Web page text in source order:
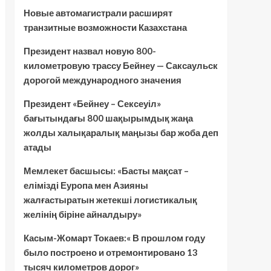
Новые автомагистрали расширят
транзитные возможности Казахстана
Президент назвал новую 800-
километровую трассу Бейнеу — Саксаульск
дорогой международного значения
Президент «Бейнеу – Сексеуіл»
бағытындағы 800 шақырымдық жаңа
жолды халықаралық маңызы бар жоба деп
атады
Мемлекет басшысы: «Басты мақсат –
елімізді Еуропа мен Азияны
жалғастыратын жетекші логистикалық
желінің біріне айналдыру»
Касым-Жомарт Токаев:« В прошлом году
было построено и отремонтировано 13
тысяч километров дорог»